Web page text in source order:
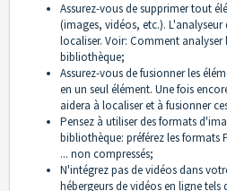
Assurez-vous de supprimer tout
(images, vidéos, etc.).
localiser. Voir: Comment analyser
bibliothèque;
Assurez-vous de fusionner les
en un seul élément. Une fois
aidera à localiser et à fusionner
Pensez à utiliser des formats
bibliothèque: préférez les formats
... non compressés;
N'intégrez pas de vidéos dans
hébergeurs de vidéos en ligne tels